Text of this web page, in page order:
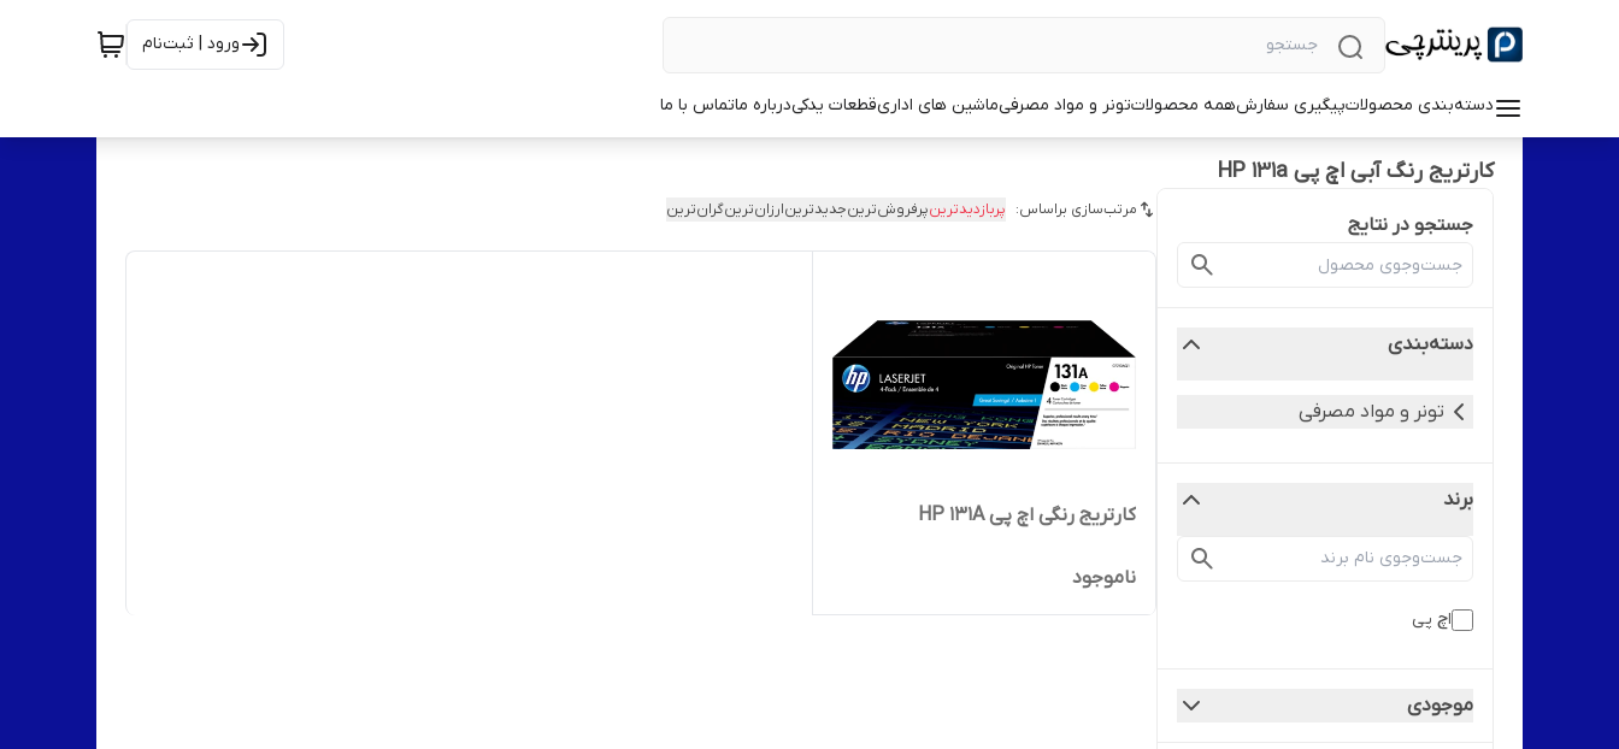
ورود | ثبت‌نام
دسته‌بندی محصولاتپیگیری سفارشهمه محصولاتتونر و مواد مصرفیماشین های اداریقطعات یدکیدرباره ماتماس با ما
کارتریج رنگ آبی اچ پی HP 131a
جستجو در نتایج
دسته‌بندی
تونر و مواد مصرفی
برند
اچ پی
موجودی
مرتب‌سازی براساس: پربازدیدترینپرفروش‌ترینجدیدترینارزان‌ترینگران‌ترین
کارتریج رنگی اچ پی HP 131A
ناموجود